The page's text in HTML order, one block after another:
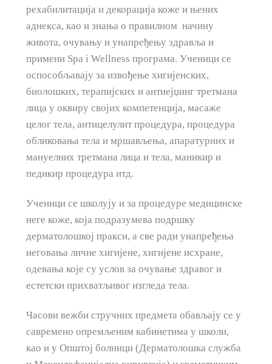
рехабилитација и декорација коже и њених
аднекса, као и знања о правилном начину
живота, очувању и унапређењу здравља и
примени Spa i Wellness програма. Ученици се
оспособљавају за извођење хигијенских,
биолошких, терапијских и антиејџинг третмана
лица у оквиру својих компетенција, масаже
целог тела, антицелулит процедура, процедура
обликовања тела и мршављења, апаратурних и
мануелних третмана лица и тела, маникир и
педикир процедура итд.
Ученици се школују и за процедуре медицинске
неге коже, која подразумева подршку
дерматолошкој пракси, а све ради унапређења
неговања личне хигијене, хигијене исхране,
одевања које су услов за очување здравог и
естетски прихватљивог изгледа тела.
Часови вежби стручних предмета обављају се у
савремено опремљеним кабинетима у школи,
као и у Општој болници (Дерматолошка служба